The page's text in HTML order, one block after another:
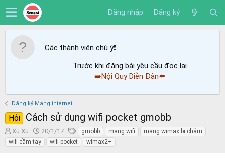
Đăng nhập Đăng ký
Các thành viên chú ý❗️
Trước khi đăng bài yêu cầu đọc lại
➡️Nội Quy Diễn Đàn⬅️
Đăng ký Mạng internet
Hỏi Cách sử dụng wifi pocket gmobb
T
h
r
Xu Xu
N
g
à
20/1/17
ừ
k
gmobb mạng wifi
mạng wimax bị chậm
wifi cầm tay
wifi pocket wimax2+